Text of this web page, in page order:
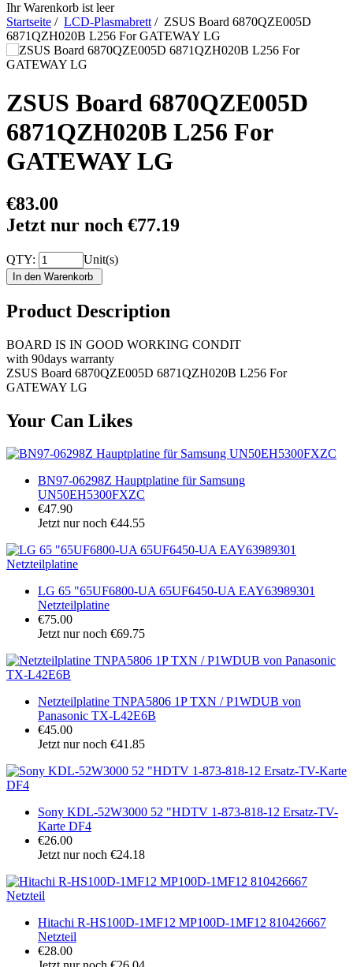
Ihr Warenkorb ist leer
Startseite / LCD-Plasmabrett / ZSUS Board 6870QZE005D
6871QZH020B L256 For GATEWAY LG
ZSUS Board 6870QZE005D
6871QZH020B L256 For
GATEWAY LG
€83.00
Jetzt nur noch €77.19
QTY: Unit(s)
Product Description
BOARD IS IN GOOD WORKING CONDIT
with 90days warranty
ZSUS Board 6870QZE005D 6871QZH020B L256 For
GATEWAY LG
Your Can Likes
BN97-06298Z Hauptplatine für Samsung
UN50EH5300FXZC
€47.90
Jetzt nur noch €44.55
LG 65 "65UF6800-UA 65UF6450-UA EAY63989301
Netzteilplatine
€75.00
Jetzt nur noch €69.75
Netzteilplatine TNPA5806 1P TXN / P1WDUB von
Panasonic TX-L42E6B
€45.00
Jetzt nur noch €41.85
Sony KDL-52W3000 52 "HDTV 1-873-818-12 Ersatz-TV-
Karte DF4
€26.00
Jetzt nur noch €24.18
Hitachi R-HS100D-1MF12 MP100D-1MF12 810426667
Netzteil
€28.00